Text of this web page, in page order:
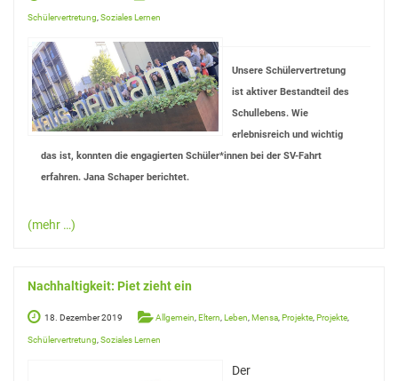
Fahrten innerhalb Deutschlands
Fahrten ins englischsprachige Ausland
Fahrten nach Frankreich
Fahrten nach Italien
Fahrten nach Polen
Fahrten nach Israel
Auslandsaufenthalte
Schülervertretung Soziales Lernen
Unsere Schülervertretung
ist aktiver Bestandteil des
Schullebens. Wie
erlebnisreich und wichtig
das ist, konnten die engagierten Schüler*innen bei der SV-Fahrt
erfahren. Jana Schaper berichtet.
(mehr …)
Nachhaltigkeit: Piet zieht ein
18. Dezember 2019 Allgemein Eltern Leben Mensa Projekte Projekte
Schülervertretung Soziales Lernen
Der